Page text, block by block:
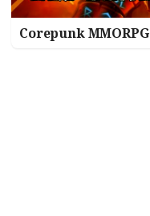
Corepunk MMORPG